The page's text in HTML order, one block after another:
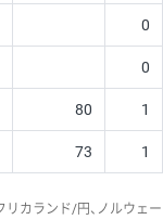
0
0
80 1
73 1
リカランド/円、ノルウェー